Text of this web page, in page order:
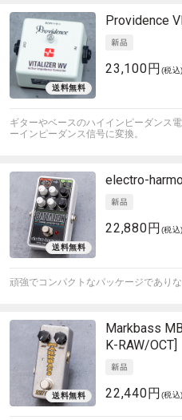
Providence
23,100円 (税込)
ギターやベースのハイインピーダンス
ーインピーダンス信号に変換。
electro-
22,880円 (税込)
頑強でコンパクトなパッケージであり
Markbass
K-RAW/OCT]
22,440円 (税込)